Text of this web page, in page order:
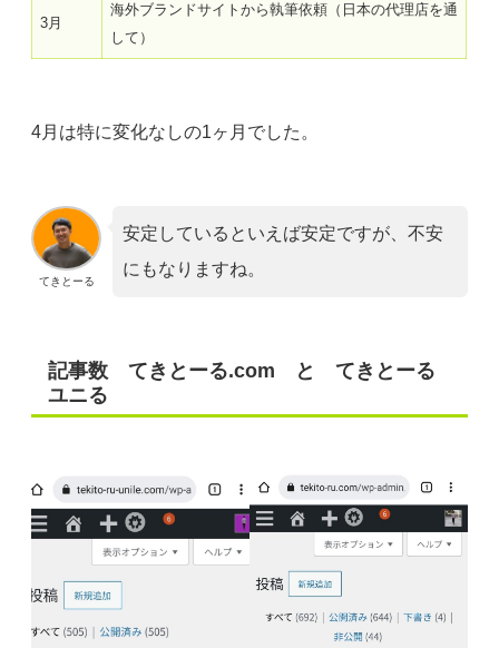
3月
海外ブランドサイトから執筆依頼（日本の代理店を通
して）
4月は特に変化なしの1ヶ月でした。
てきとーる
安定しているといえば安定ですが、不安
にもなりますね。
記事数 てきとーる.com と てきとーる
ユニる